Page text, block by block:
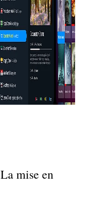
mise en